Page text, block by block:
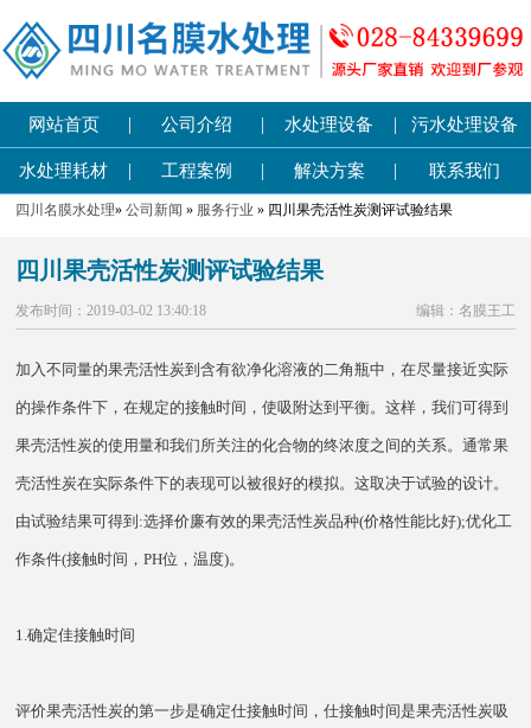
网站首页 | 公司介绍 | 水处理设备 | 污水处理设备
水处理耗材 | 工程案例 | 解决方案 | 联系我们
四川名膜水处理»公司新闻 » 服务行业 » 四川果壳活性炭测评试验结果
四川果壳活性炭测评试验结果
发布时间：2019-03-02 13:40:18 编辑：名膜王工
加入不同量的果壳活性炭到含有欲净化溶液的二角瓶中，在尽量接近实际
的操作条件下，在规定的接触时间，使吸附达到平衡。这样，我们可得到
果壳活性炭的使用量和我们所关注的化合物的终浓度之间的关系。通常果
壳活性炭在实际条件下的表现可以被很好的模拟。这取决于试验的设计。
由试验结果可得到:选择价廉有效的果壳活性炭品种(价格性能比好);优化工
作条件(接触时间，PH位，温度)。
1.确定佳接触时间
评价果壳活性炭的第一步是确定仕接触时间，仕接触时间是果壳活性炭吸